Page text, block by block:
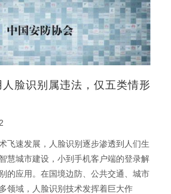
脸识别属违法，仅五类情形
飞速发展，人脸识别逐步渗透到人们生
慧城市建设，小到手机客户端的登录解
的应用。在国境边防、公共交通、城市
领域，人脸识别技术发挥着巨大作